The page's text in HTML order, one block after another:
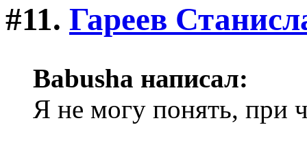
#11. Гареев
Babusha написал:
Я не могу понять, при